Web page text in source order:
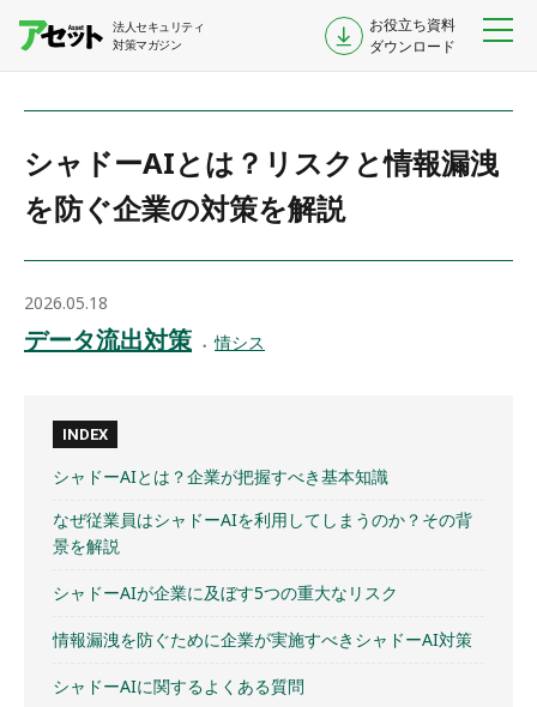
法人セキュリティ
対策マガジン
お役立ち資料
ダウンロード
シャドーAIとは？リスクと情報漏洩
を防ぐ企業の対策を解説
2026.05.18
データ流出対策 情シス
INDEX
シャドーAIとは？企業が把握すべき基本知識
なぜ従業員はシャドーAIを利用してしまうのか？その背
景を解説
シャドーAIが企業に及ぼす5つの重大なリスク
情報漏洩を防ぐために企業が実施すべきシャドーAI対策
シャドーAIに関するよくある質問